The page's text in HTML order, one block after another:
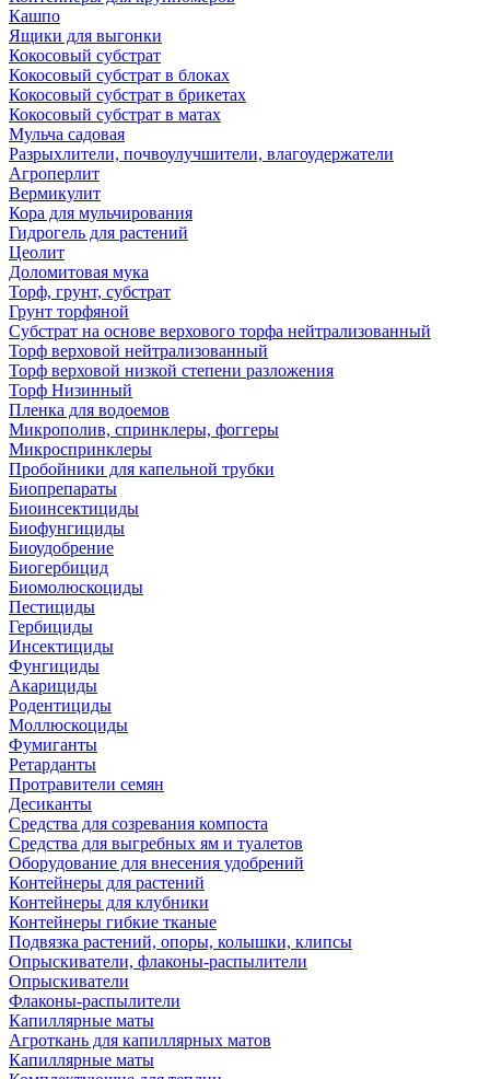
Кашпо
Ящики для выгонки
Кокосовый субстрат
Кокосовый субстрат в блоках
Кокосовый субстрат в брикетах
Кокосовый субстрат в матах
Мульча садовая
Разрыхлители, почвоулучшители, влагоудержатели
Агроперлит
Вермикулит
Кора для мульчирования
Гидрогель для растений
Цеолит
Доломитовая мука
Торф, грунт, субстрат
Грунт торфяной
Субстрат на основе верхового торфа нейтрализованный
Торф верховой нейтрализованный
Торф верховой низкой степени разложения
Торф Низинный
Пленка для водоемов
Микрополив, спринклеры, фоггеры
Микроспринклеры
Пробойники для капельной трубки
Биопрепараты
Биоинсектициды
Биофунгициды
Биоудобрение
Биогербицид
Биомолюскоциды
Пестициды
Гербициды
Инсектициды
Фунгициды
Акарициды
Родентициды
Моллюскоциды
Фумиганты
Ретарданты
Протравители семян
Десиканты
Средства для созревания компоста
Средства для выгребных ям и туалетов
Оборудование для внесения удобрений
Контейнеры для растений
Контейнеры для клубники
Контейнеры гибкие тканые
Подвязка растений, опоры, колышки, клипсы
Опрыскиватели, флаконы-распылители
Опрыскиватели
Флаконы-распылители
Капиллярные маты
Агроткань для капиллярных матов
Капиллярные маты